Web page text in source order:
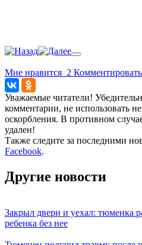
Мне нравится 2 Комментировать
Уважаемые читатели!
комментарии, не использовать
оскорбления. В противном
удален!
Также следите за последними
Facebook.
Другие новости
Закрыл двери и уехал: тюменка
ребенка без нее